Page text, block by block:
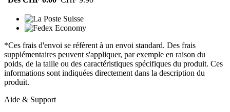
*Ces frais d'envoi se réfèrent à un envoi standard. Des frais
supplémentaires peuvent s'appliquer, par exemple en raison du
poids, de la taille ou des caractéristiques spécifiques du produit. Ces
informations sont indiquées directement dans la description du
produit.
Aide & Support